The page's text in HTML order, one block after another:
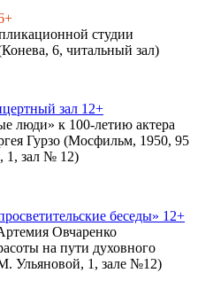
студии
6, читальный зал)
зал 12+
люди» к 100-летию актера
Гурзо (Мосфильм, 1950, 95
1, зал № 12)
беседы» 12+
Овчаренко
на пути духовного
Ульяновой, 1, зале №12)